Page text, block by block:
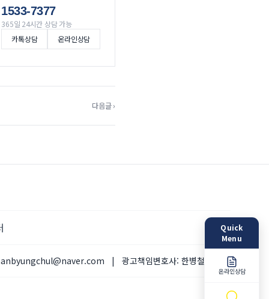
1533-7377
365일 24시간 상담 가능
카톡상담
온라인상담
다음글 ›
| 광고책임변호사: 한병철 변호사
Quick
Menu
온라인상담